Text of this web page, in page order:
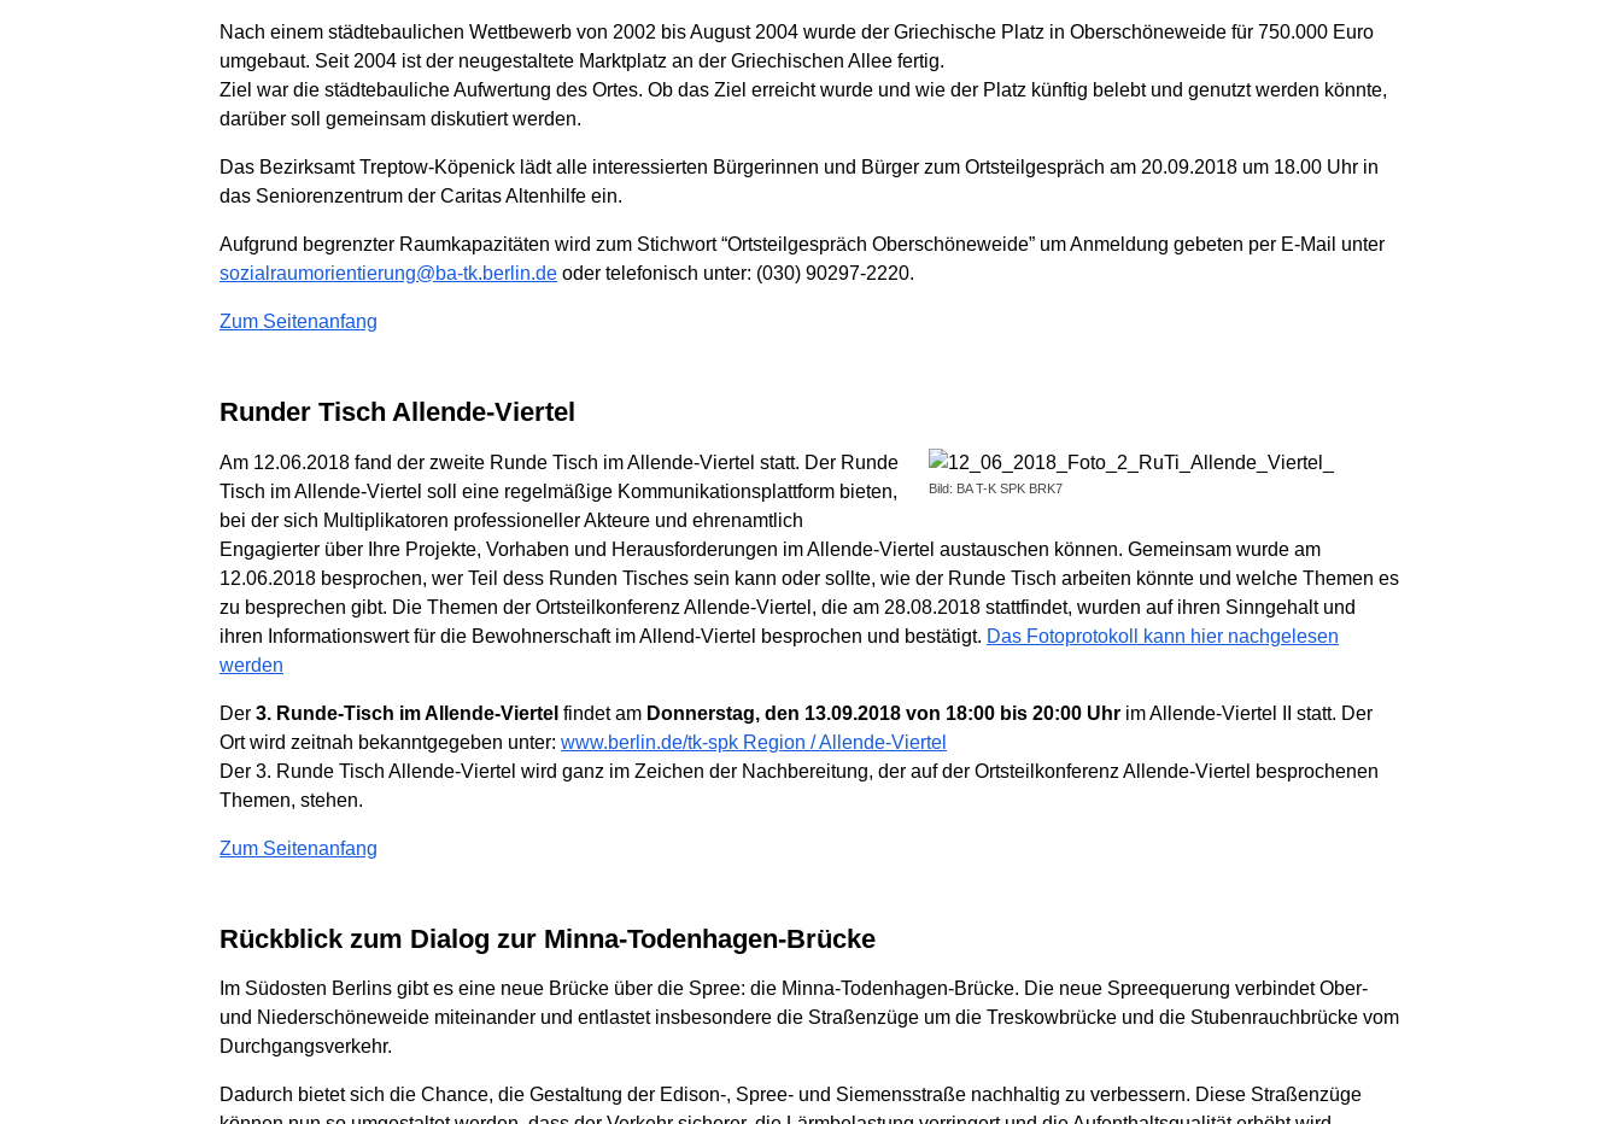
Nach einem städtebaulichen Wettbewerb von 2002 bis August 2004 wurde der Griechische Platz in Oberschöneweide für 750.000 Euro
umgebaut. Seit 2004 ist der neugestaltete Marktplatz an der Griechischen Allee fertig.
Ziel war die städtebauliche Aufwertung des Ortes. Ob das Ziel erreicht wurde und wie der Platz künftig belebt und genutzt werden könnte,
darüber soll gemeinsam diskutiert werden.
Das Bezirksamt Treptow-Köpenick lädt alle interessierten Bürgerinnen und Bürger zum Ortsteilgespräch am 20.09.2018 um 18.00 Uhr in
das Seniorenzentrum der Caritas Altenhilfe ein.
Aufgrund begrenzter Raumkapazitäten wird zum Stichwort “Ortsteilgespräch Oberschöneweide” um Anmeldung gebeten per E-Mail unter
sozialraumorientierung@ba-tk.berlin.de oder telefonisch unter: (030) 90297-2220.
Zum Seitenanfang
Runder Tisch Allende-Viertel
Bild: BA T-K SPK BRK7
Am 12.06.2018 fand der zweite Runde Tisch im Allende-Viertel statt. Der Runde
Tisch im Allende-Viertel soll eine regelmäßige Kommunikationsplattform bieten,
bei der sich Multiplikatoren professioneller Akteure und ehrenamtlich
Engagierter über Ihre Projekte, Vorhaben und Herausforderungen im Allende-Viertel austauschen können. Gemeinsam wurde am
12.06.2018 besprochen, wer Teil dess Runden Tisches sein kann oder sollte, wie der Runde Tisch arbeiten könnte und welche Themen es
zu besprechen gibt. Die Themen der Ortsteilkonferenz Allende-Viertel, die am 28.08.2018 stattfindet, wurden auf ihren Sinngehalt und
ihren Informationswert für die Bewohnerschaft im Allend-Viertel besprochen und bestätigt. Das Fotoprotokoll kann hier nachgelesen
werden
Der 3. Runde-Tisch im Allende-Viertel findet am Donnerstag, den 13.09.2018 von 18:00 bis 20:00 Uhr im Allende-Viertel II statt. Der
Ort wird zeitnah bekanntgegeben unter: www.berlin.de/tk-spk Region / Allende-Viertel
Der 3. Runde Tisch Allende-Viertel wird ganz im Zeichen der Nachbereitung, der auf der Ortsteilkonferenz Allende-Viertel besprochenen
Themen, stehen.
Zum Seitenanfang
Rückblick zum Dialog zur Minna-Todenhagen-Brücke
Im Südosten Berlins gibt es eine neue Brücke über die Spree: die Minna-Todenhagen-Brücke. Die neue Spreequerung verbindet Ober-
und Niederschöneweide miteinander und entlastet insbesondere die Straßenzüge um die Treskowbrücke und die Stubenrauchbrücke vom
Durchgangsverkehr.
Dadurch bietet sich die Chance, die Gestaltung der Edison-, Spree- und Siemensstraße nachhaltig zu verbessern. Diese Straßenzüge